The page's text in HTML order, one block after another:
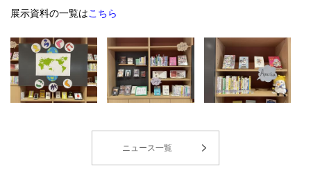
展示資料の一覧はこちら
ニュース一覧